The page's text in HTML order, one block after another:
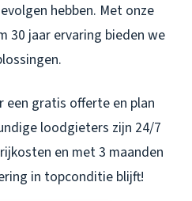
hebben. Met onze
30 jaar ervaring bieden we
een gratis offerte en plan
loodgieters zijn 24/7
en met 3 maanden
in topconditie blijft!